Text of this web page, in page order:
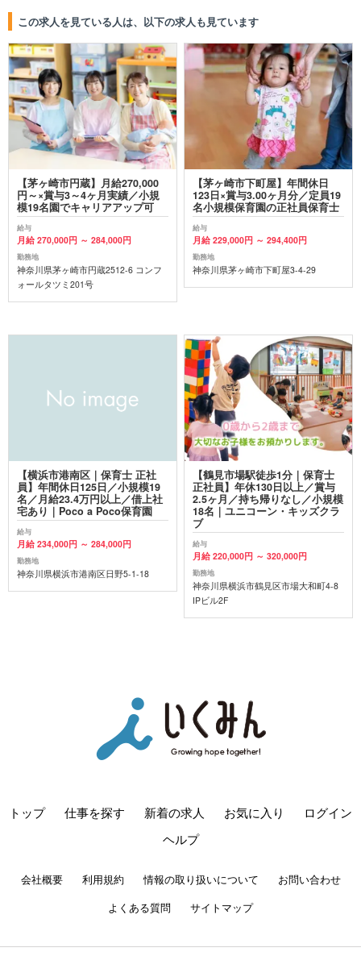
この求人を見ている人は、以下の求人も見ています
【茅ヶ崎市円蔵】月給270,000
円～×賞与3～4ヶ月実績／小規
模19名園でキャリアアップ可
給与
月給 270,000円 ～ 284,000円
勤務地
神奈川県茅ヶ崎市円蔵2512-6 コンフ
ォールタツミ201号
【茅ヶ崎市下町屋】年間休日
123日×賞与3.00ヶ月分／定員19
名小規模保育園の正社員保育士
給与
月給 229,000円 ～ 294,400円
勤務地
神奈川県茅ヶ崎市下町屋3-4-29
【横浜市港南区｜保育士 正社
員】年間休日125日／小規模19
名／月給23.4万円以上／借上社
宅あり｜Poco a Poco保育園
給与
月給 234,000円 ～ 284,000円
勤務地
神奈川県横浜市港南区日野5-1-18
【鶴見市場駅徒歩1分｜保育士
正社員】年休130日以上／賞与
2.5ヶ月／持ち帰りなし／小規模
18名｜ユニコーン・キッズクラ
ブ
給与
月給 220,000円 ～ 320,000円
勤務地
神奈川県横浜市鶴見区市場大和町4-8
IPビル2F
トップ 仕事を探す 新着の求人 お気に入り ログイン
ヘルプ
会社概要 利用規約 情報の取り扱いについて お問い合わせ
よくある質問 サイトマップ